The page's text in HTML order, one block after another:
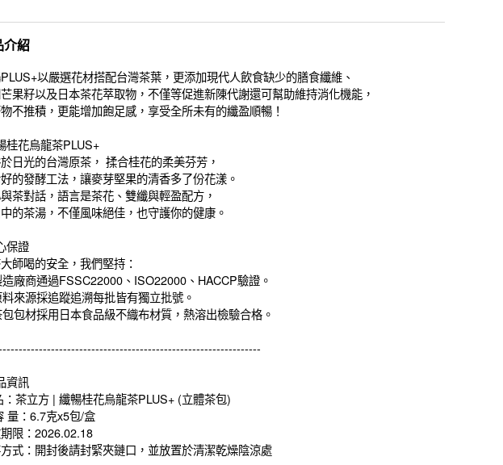
介紹
以嚴選花材搭配台灣茶葉，更添加現代人飲食缺少的膳食纖維、
果籽以及日本茶花萃取物，不僅等促進新陳代謝還可幫助維持消化機能，
不推積，更能增加飽足感，享受全所未有的纖盈順暢！
桂花烏龍茶PLUS+
日光的台灣原茶， 揉合桂花的柔美芬芳，
的發酵工法，讓麥芽堅果的清香多了份花漾。
茶對話，語言是茶花、雙纖與輕盈配方，
的茶湯，不僅風味絕佳，也守護你的健康。
保證
師喝的安全，我們堅持：
廠商通過FSSC22000、ISO22000、HACCP驗證。
來源採追蹤追溯每批皆有獨立批號。
包材採用日本食品級不織布材質，熱溶出檢驗合格。
資訊
：茶立方 | 纖暢桂花烏龍茶PLUS+ (立體茶包)
量：6.7克x5包/盒
限：2026.02.18
式：開封後請封緊夾鏈口，並放置於清潔乾燥陰涼處